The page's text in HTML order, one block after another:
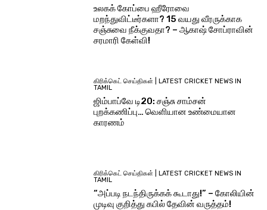
உலகக் கோப்பை ஹீரோவை
மறந்துவிட்டீர்களா? 15 வயது வீரருக்காக
சஞ்சுவை நீக்குவதா? – ஆகாஷ் சோப்ராவின்
சரமாரி கேள்வி!
கிரிக்கெட் செய்திகள் | LATEST CRICKET NEWS IN
TAMIL
ஜிம்பாப்வே டி20: சஞ்சு சாம்சன்
புறக்கணிப்பு… வெளியான உண்மையான
காரணம்
கிரிக்கெட் செய்திகள் | LATEST CRICKET NEWS IN
TAMIL
“அப்படி நடந்திருக்கக் கூடாது!” – கோலியின்
முடிவு குறித்து கபில் தேவின் வருத்தம்!